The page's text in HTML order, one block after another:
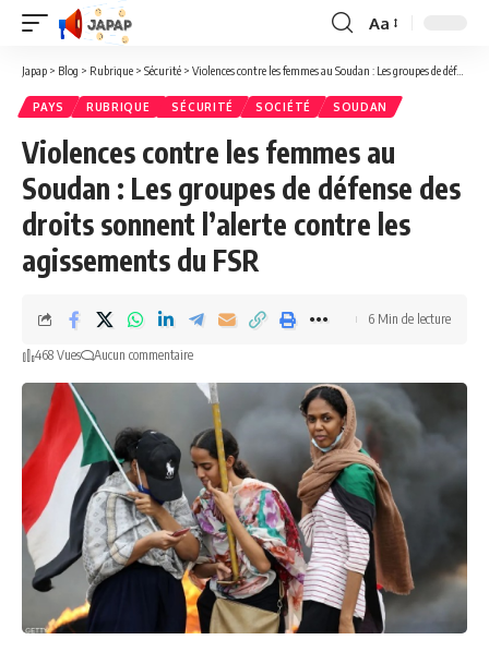
Redimensionner
la
Aa
Japap > Blog > Rubrique > Sécurité > Violences contre les femmes au Soudan : Les groupes de défense des droits sonnent l’alerte contre les agissements du FSR
PAYS RUBRIQUE SÉCURITÉ SOCIÉTÉ SOUDAN
Violences contre les femmes au
Soudan : Les groupes de défense des
droits sonnent l’alerte contre les
agissements du FSR
468 Vues Aucun commentaire
6 Min de lecture